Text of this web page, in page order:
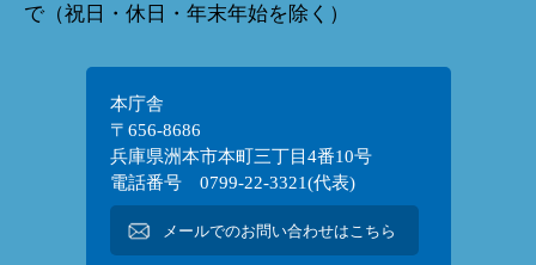
で（祝日・休日・年末年始を除く）
本庁舎
〒656-8686
兵庫県洲本市本町三丁目4番10号
電話番号 0799-22-3321(代表)
メールでのお問い合わせはこちら